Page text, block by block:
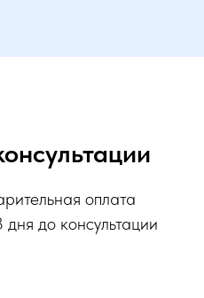
оплата
до консультации